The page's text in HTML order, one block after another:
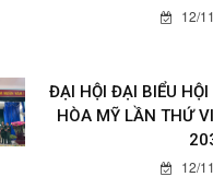
12/
ĐẠI HỘI ĐẠI BIỂU
HÒA MỸ LẦN THỨ
12/